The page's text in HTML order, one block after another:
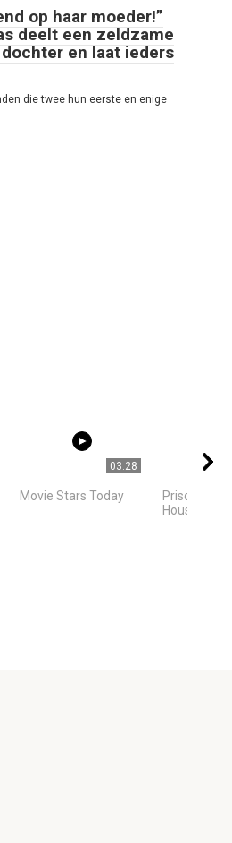
op haar moeder!”
deelt een zeldzame
en laat ieders
die twee hun eerste en enige
03:28
Movie Stars Today
Priscilla
House Tour